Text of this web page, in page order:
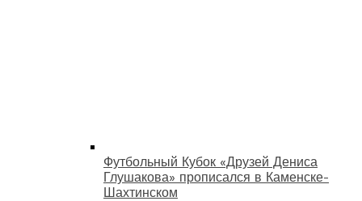
Футбольный Кубок «Друзей Дениса
Глушакова» прописался в Каменске-
Шахтинском